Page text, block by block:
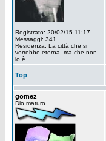
Registrato: 20/02/15 11:17
Messaggi: 341
Residenza: La città che si
vorrebbe eterna, ma che non
lo è
Top
gomez
Dio maturo